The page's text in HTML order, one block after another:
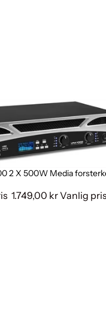
2 X 500W Media
1.749,00 krVanlig pris